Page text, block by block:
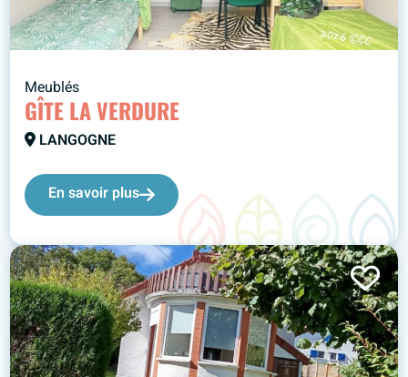
Meublés
GÎTE LA VERDURE
LANGOGNE
En savoir plus